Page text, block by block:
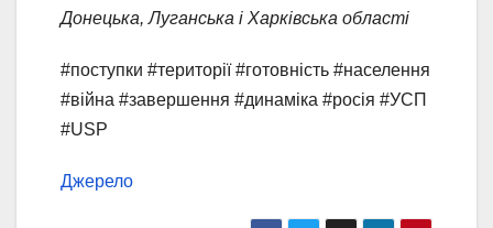
Донецька, Луганська і Харківська області
#поступки #території #готовність #населення
#війна #завершення #динаміка #росія #УСП
#USP
Джерело